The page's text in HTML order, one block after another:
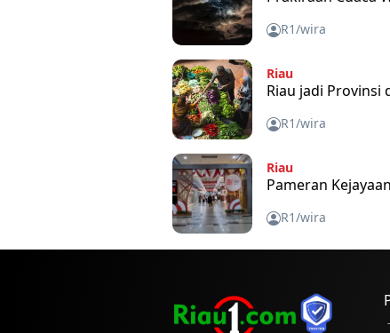
R1/wira
Riau
Riau jadi Provinsi
R1/wira
Riau
Pameran
R1/wira